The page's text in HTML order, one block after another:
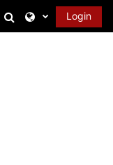
Attiva/disattiva
Login